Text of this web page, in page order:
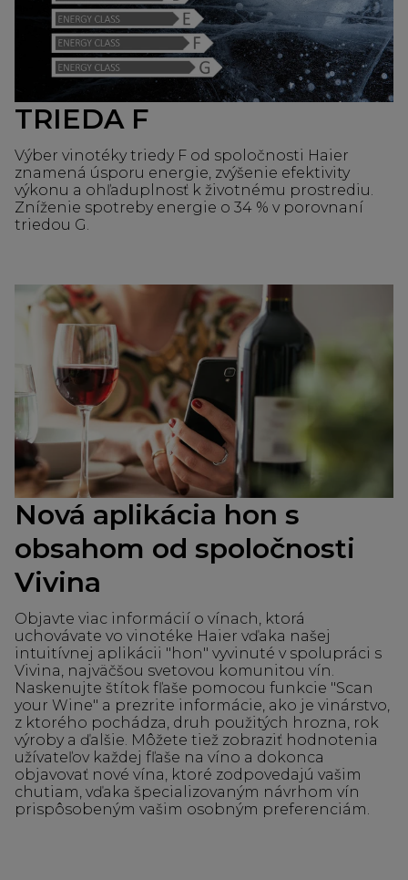
TRIEDA F
Výber vinotéky triedy F od spoločnosti Haier
znamená úsporu energie, zvýšenie efektivity
výkonu a ohľaduplnosť k životnému prostrediu.
Zníženie spotreby energie o 34 % v porovnaní
triedou G.
Nová aplikácia hon s
obsahom od spoločnosti
Vivina
Objavte viac informácií o vínach, ktorá
uchovávate vo vinotéke Haier vďaka našej
intuitívnej aplikácii "hon" vyvinuté v spolupráci s
Vivina, najväčšou svetovou komunitou vín.
Naskenujte štítok fľaše pomocou funkcie "Scan
your Wine" a prezrite informácie, ako je vinárstvo,
z ktorého pochádza, druh použitých hrozna, rok
výroby a ďalšie. Môžete tiež zobraziť hodnotenia
užívateľov každej fľaše na víno a dokonca
objavovať nové vína, ktoré zodpovedajú vašim
chutiam, vďaka špecializovaným návrhom vín
prispôsobeným vašim osobným preferenciám.